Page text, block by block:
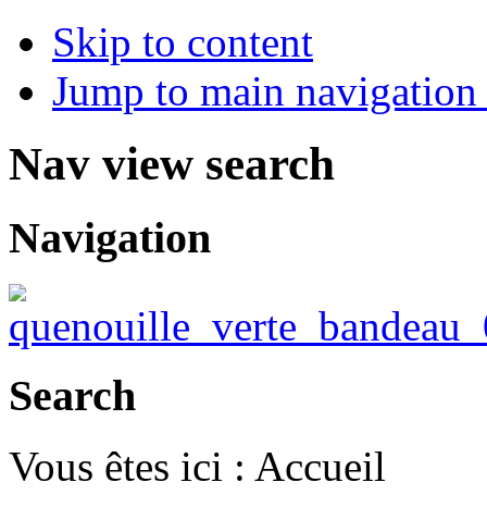
Skip to content
Jump to main
Nav view search
Navigation
Search
Vous êtes ici : Accueil